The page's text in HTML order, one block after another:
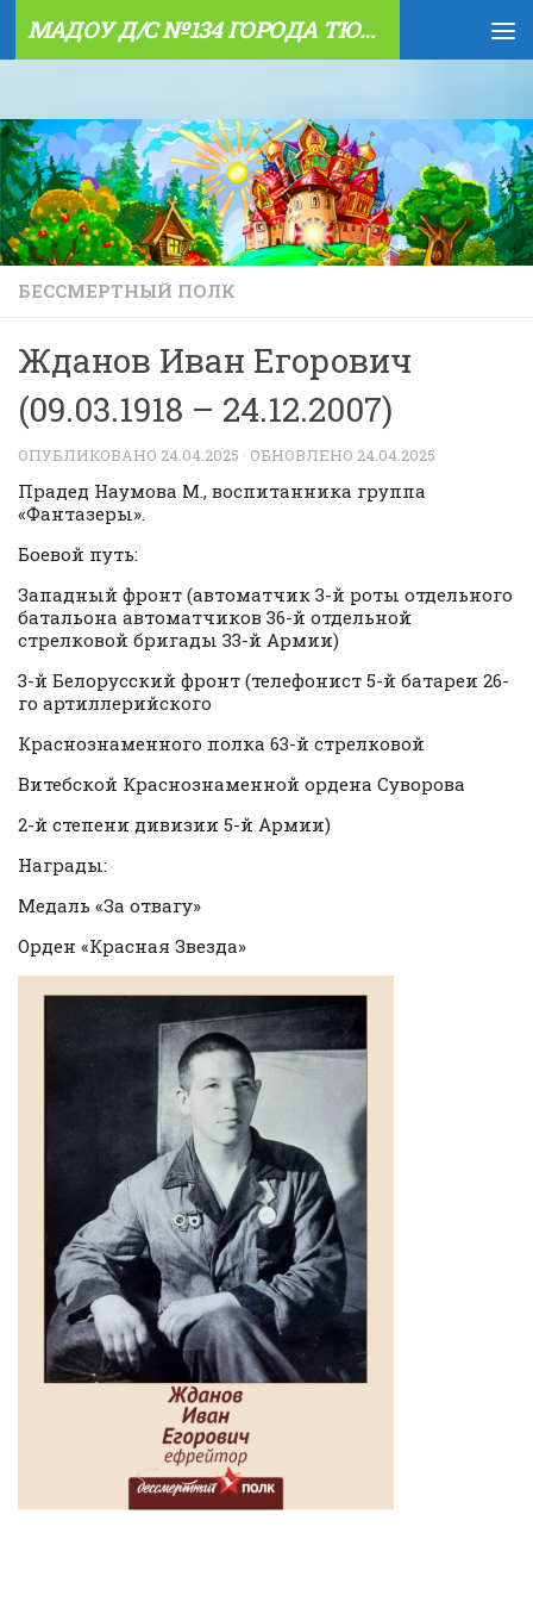
Skip to content МАДОУ Д/С №134 ГОРОДА ТЮМЕНИ
БЕССМЕРТНЫЙ ПОЛК
Жданов Иван Егорович
(09.03.1918 – 24.12.2007)
ОПУБЛИКОВАНО 24.04.2025 · ОБНОВЛЕНО 24.04.2025
Прадед Наумова М., воспитанника группа
«Фантазеры».
Боевой путь:
Западный фронт (автоматчик 3-й роты отдельного
батальона автоматчиков 36-й отдельной
стрелковой бригады 33-й Армии)
3-й Белорусский фронт (телефонист 5-й батареи 26-
го артиллерийского
Краснознаменного полка 63-й стрелковой
Витебской Краснознаменной ордена Суворова
2-й степени дивизии 5-й Армии)
Награды:
Медаль «За отвагу»
Орден «Красная Звезда»